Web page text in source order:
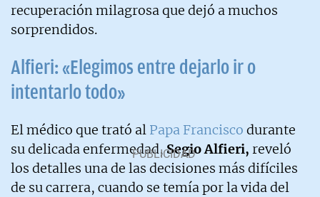
recuperación milagrosa que dejó a muchos
sorprendidos.
Alfieri: «Elegimos entre dejarlo ir o
intentarlo todo»
El médico que trató al Papa Francisco durante
su delicada enfermedad,Segio Alfieri, reveló
los detalles una de las decisiones más difíciles
de su carrera, cuando se temía por la vida del